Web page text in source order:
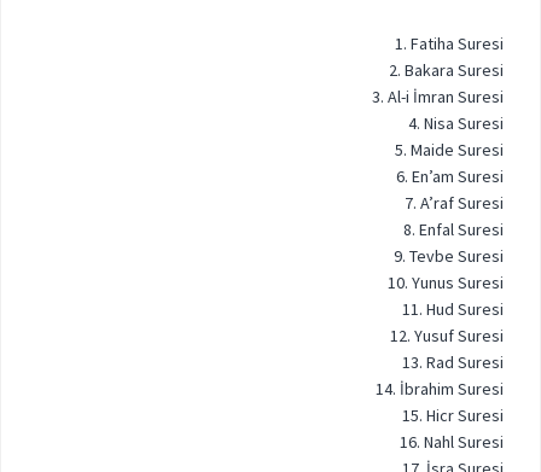
1. Fatiha Suresi
2. Bakara Suresi
3. Al-i İmran Suresi
4. Nisa Suresi
5. Maide Suresi
6. En’am Suresi
7. A’raf Suresi
8. Enfal Suresi
9. Tevbe Suresi
10. Yunus Suresi
11. Hud Suresi
12. Yusuf Suresi
13. Rad Suresi
14. İbrahim Suresi
15. Hicr Suresi
16. Nahl Suresi